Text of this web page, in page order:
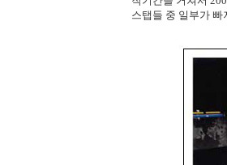
스탭들 중 일부가